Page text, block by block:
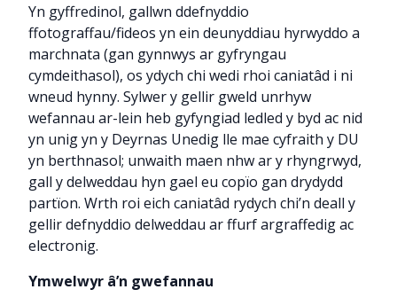
Yn gyffredinol, gallwn ddefnyddio
ffotograffau/fideos yn ein deunyddiau hyrwyddo a
marchnata (gan gynnwys ar gyfryngau
cymdeithasol), os ydych chi wedi rhoi caniatâd i ni
wneud hynny. Sylwer y gellir gweld unrhyw
wefannau ar-lein heb gyfyngiad ledled y byd ac nid
yn unig yn y Deyrnas Unedig lle mae cyfraith y DU
yn berthnasol; unwaith maen nhw ar y rhyngrwyd,
gall y delweddau hyn gael eu copïo gan drydydd
partïon. Wrth roi eich caniatâd rydych chi’n deall y
gellir defnyddio delweddau ar ffurf argraffedig ac
electronig.
Ymwelwyr â’n gwefannau